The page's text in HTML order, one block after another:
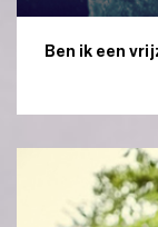
Ben ik een